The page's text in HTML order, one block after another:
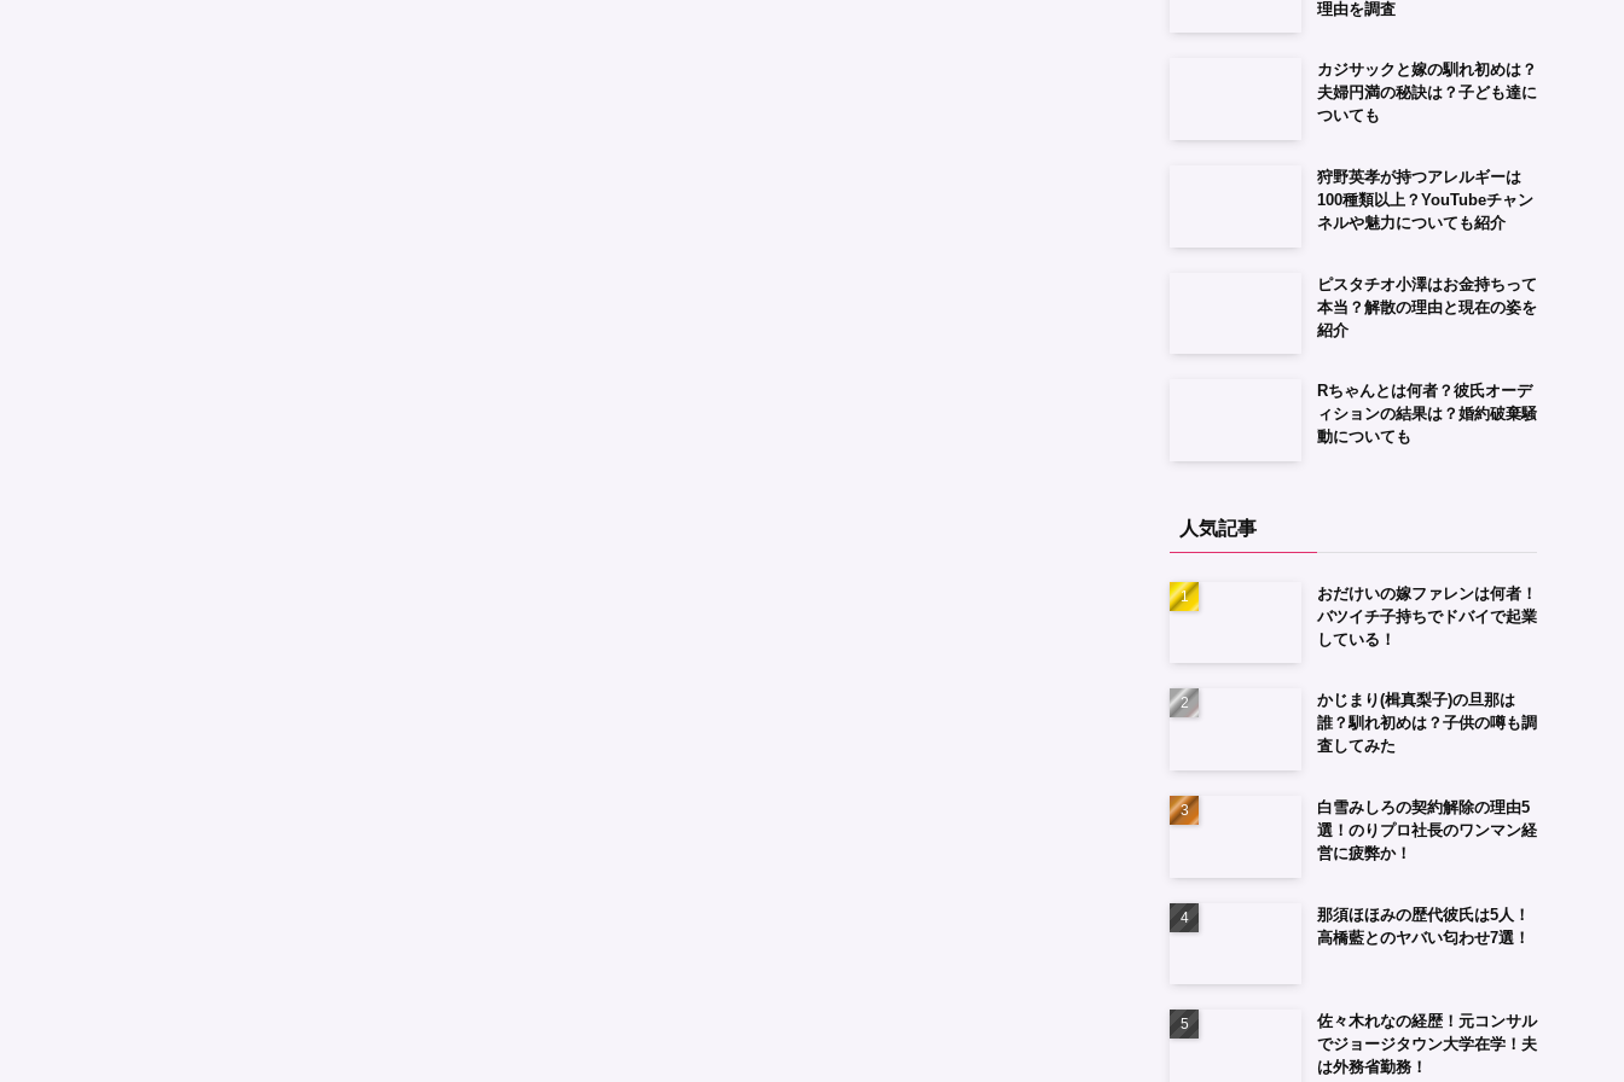
理由を調査
カジサックと嫁の馴れ初めは？
夫婦円満の秘訣は？子ども達に
ついても
狩野英孝が持つアレルギーは
100種類以上？YouTubeチャン
ネルや魅力についても紹介
ピスタチオ小澤はお金持ちって
本当？解散の理由と現在の姿を
紹介
Rちゃんとは何者？彼氏オーデ
ィションの結果は？婚約破棄騒
動についても
人気記事
おだけいの嫁ファレンは何者！
バツイチ子持ちでドバイで起業
している！
かじまり(楫真梨子)の旦那は
誰？馴れ初めは？子供の噂も調
査してみた
白雪みしろの契約解除の理由5
選！のりプロ社長のワンマン経
営に疲弊か！
那須ほほみの歴代彼氏は5人！
高橋藍とのヤバい匂わせ7選！
佐々木れなの経歴！元コンサル
でジョージタウン大学在学！夫
は外務省勤務！